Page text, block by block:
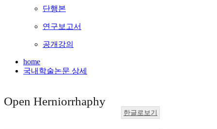
단행본
연구보고서
공개강의
home
국내학술논문 상세
Open Herniorrhaphy
한글로보기